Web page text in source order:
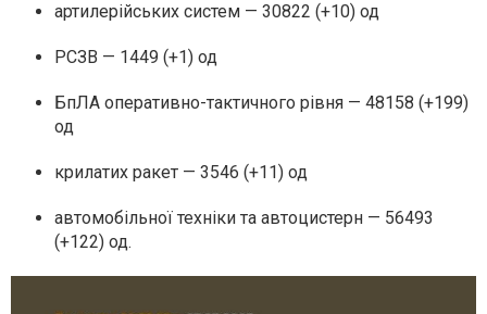
артилерійських систем — 30822 (+10) од
РСЗВ — 1449 (+1) од
БпЛА оперативно-тактичного рівня — 48158 (+199)
од
крилатих ракет — 3546 (+11) од
автомобільної техніки та автоцистерн — 56493
(+122) од.